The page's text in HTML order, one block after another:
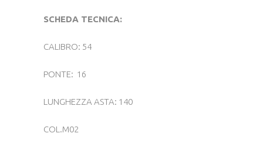
SCHEDA TECNICA:
CALIBRO: 54
PONTE: 16
LUNGHEZZA ASTA: 140
COL.M02